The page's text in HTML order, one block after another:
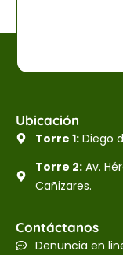
Ubicación
Torre 1:Diego
Torre 2:Av.
Cañizares.
Contáctanos
Denuncia en